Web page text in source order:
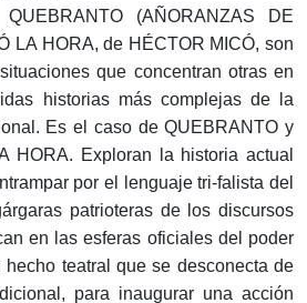
(AÑORANZAS DE
LA HORA, de HÉCTOR MICÓ, son
que concentran otras en
historias más complejas de la
Es el caso de QUEBRANTO y
HORA. Exploran la historia actual
por el lenguaje tri-falista del
patrioteras de los discursos
en las esferas oficiales del poder
teatral que se desconecta de
para inaugurar una acción